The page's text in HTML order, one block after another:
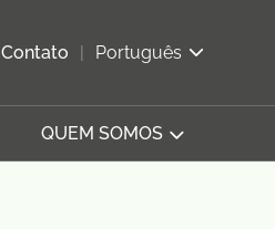
Contato Português
QUEM SOMOS